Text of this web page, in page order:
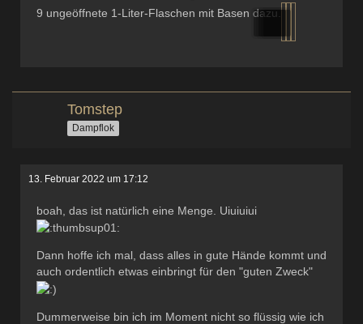
9 ungeöffnete 1-Liter-Flaschen mit Basen dazu.
Tomstep
Dampflok
13. Februar 2022 um 17:12
boah, das ist natürlich eine Menge. Uiuiuiui
Dann hoffe ich mal, dass alles in gute Hände kommt und
auch ordentlich etwas einbringt für den "guten Zweck"
Dummerweise bin ich im Moment nicht so flüssig wie ich